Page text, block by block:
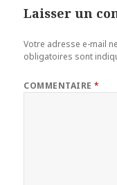
Laisser un
Votre adresse e-mail
obligatoires sont
COMMENTAIRE*